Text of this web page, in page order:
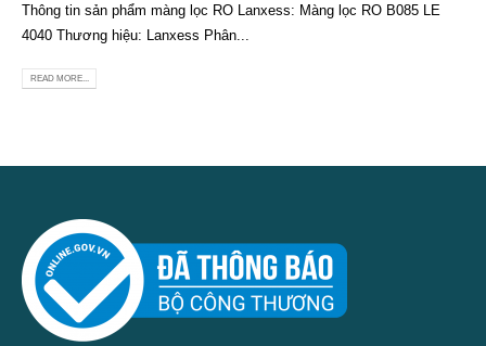
Thông tin sản phẩm màng lọc RO Lanxess: Màng lọc RO B085 LE
4040 Thương hiệu: Lanxess Phân...
READ MORE...